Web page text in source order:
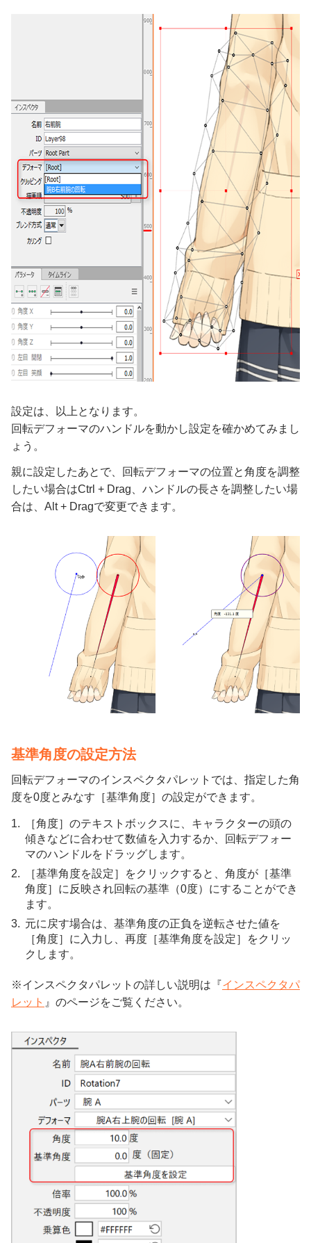
設定は、以上となります。
回転デフォーマのハンドルを動かし設定を確かめてみまし
ょう。
親に設定したあとで、回転デフォーマの位置と角度を調整
したい場合はCtrl + Drag、ハンドルの長さを調整したい場
合は、Alt + Dragで変更できます。
基準角度の設定方法
回転デフォーマのインスペクタパレットでは、指定した角
度を0度とみなす［基準角度］の設定ができます。
［角度］のテキストボックスに、キャラクターの頭の
傾きなどに合わせて数値を入力するか、回転デフォー
マのハンドルをドラッグします。
［基準角度を設定］をクリックすると、角度が［基準
角度］に反映され回転の基準（0度）にすることができ
ます。
元に戻す場合は、基準角度の正負を逆転させた値を
［角度］に入力し、再度［基準角度を設定］をクリッ
クします。
※インスペクタパレットの詳しい説明は『インスペクタパ
レット 』のページをご覧ください。